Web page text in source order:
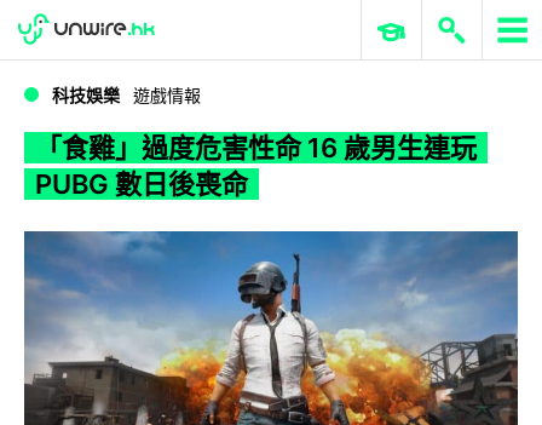
WWDC 2026 ERP 與商業 AI
科技娛樂 遊戲情報
「食雞」過度危害性命 16 歲男生連玩
PUBG 數日後喪命